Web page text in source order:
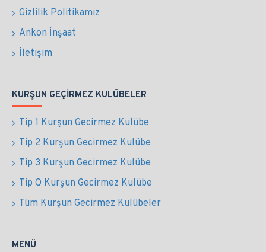
Gizlilik Politikamız
Ankon İnşaat
İletişim
KURŞUN GEÇIRMEZ KULÜBELER
Tip 1 Kurşun Gecirmez Kulübe
Tip 2 Kurşun Gecirmez Kulübe
Tip 3 Kurşun Gecirmez Kulübe
Tip Q Kurşun Gecirmez Kulübe
Tüm Kurşun Gecirmez Kulübeler
MENÜ